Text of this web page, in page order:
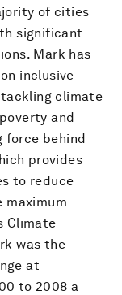
of cities
significant
Mark has
inclusive
climate
and
force behind
provides
to reduce
maximum
Climate
was the
at
to 2008 a